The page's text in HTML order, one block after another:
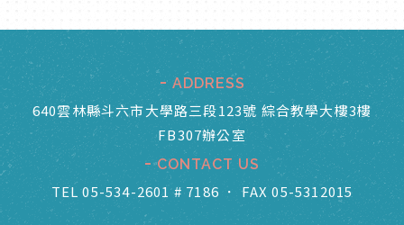
ADDRESS
640雲林縣斗六市大學路三段123號 綜合教學大樓3樓
FB307辦公室
CONTACT US
TEL 05-534-2601 # 7186 ． FAX 05-5312015